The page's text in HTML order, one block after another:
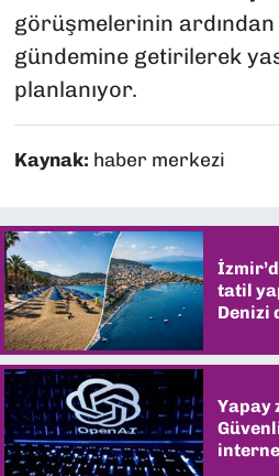
görüşmelerinin ardından
gündemine getirilerek
planlanıyor.
Kaynak: haber merkezi
tatil
Denizi
Yapay